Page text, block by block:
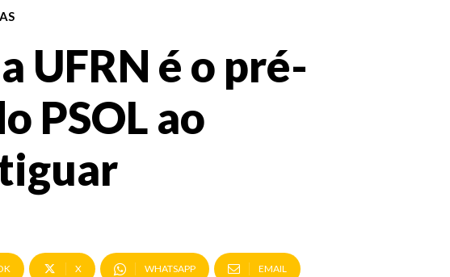
UFRN é o pré-
PSOL ao
X WHATSAPP EMAIL